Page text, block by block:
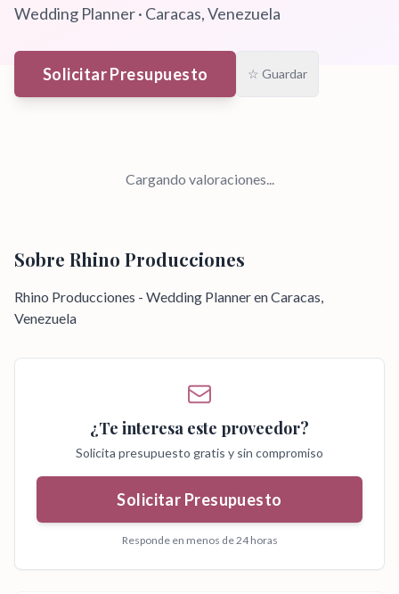
Wedding Planner· Caracas, Venezuela
Solicitar Presupuesto ☆ Guardar
Cargando valoraciones...
Sobre Rhino Producciones
Rhino Producciones - Wedding Planner en Caracas,
Venezuela
¿Te interesa este proveedor?
Solicita presupuesto gratis y sin compromiso
Solicitar Presupuesto
Responde en menos de 24 horas